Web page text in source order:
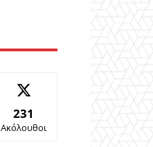
231
Ακόλουθοι